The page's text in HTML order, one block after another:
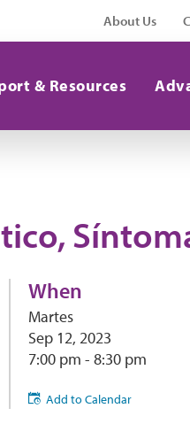
About Us
& Resources
When
Martes
Sep 12, 2023
7:00 pm - 8:30 pm
Add to Calendar